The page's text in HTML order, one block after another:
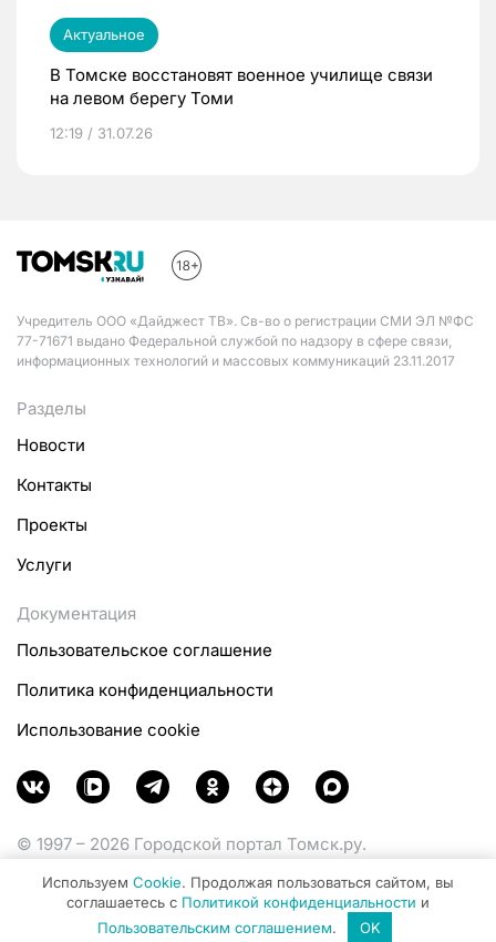
Актуальное
В Томске восстановят военное училище связи
на левом берегу Томи
12:19 / 31.07.26
Учредитель ООО «Дайджест ТВ». Св-во о регистрации СМИ ЭЛ №ФС
77-71671 выдано Федеральной службой по надзору в сфере связи,
информационных технологий и массовых коммуникаций 23.11.2017
Разделы
Новости
Контакты
Проекты
Услуги
Документация
Пользовательское соглашение
Политика конфиденциальности
Использование cookie
© 1997 – 2026 Городской портал Томск.ру.
Министерства цифрового развития, связи и массовых
коммуникаций Российской Федерации.
Используем Cookie. Продолжая пользоваться сайтом, вы
соглашаетесь с Политикой конфиденциальности и
Пользовательским соглашением. OK